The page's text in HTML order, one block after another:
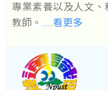
專業素養以及人文
教師。 …..看更多